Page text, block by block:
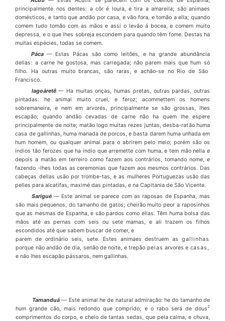
principalmente nos dentes: a côré loura, e tira a amareila; são animaes
domésticos, e tanto que andão por casa, e vão fora, e tomão a elIa; quando
comem tudo tomão com as mãos e assi o levão ábocea, e comem muito
depressa, e o que lhes sobreja escondem para quando têm fome. Destas ha
muitas espécies, todas se comem.
Páca —Estas Pácas são como leitões, e ha grande abundância
dellas: a carne he gostosa, mas carregada; não parem mais que hum só
filho. Ha outras muito brancas, são raras, e achão-se no Rio de São
Francisco.
lagoáretê — Ha muitas onças, humas pretas, outras pardas, outras
pintadas: he animal muito cruel, e feroz; acommettem os homens
sobremaneira, e nem em arvo­res, principalmente se são grossas, lhes
escapão; quando andão cevadas de carne não ha quem lhe espere
principalmente de noite; matão logo muitas rezes juntas, desba-ratão huma
casa de gallinhas, huma manada de porcos, e basta darem huma unhada em
hum homem, ou qualquer animal para o abrirem pelo meio; porém são os
índios tão ferozes que ha índio que arremette com huma, e tem mão nella e
depois a ma­tão em terreiro como fazem aos contrários, tomando nome, e
fazendo -lhes todas as ceremonias que fazem aos mesmos contrários. Das
cabeças dellas usão por trombe-tas, e as mulheres Portuguezas usão das
pelles para alcatifas, maximé das pintadas, e na Capitania de São Vicente.
Sarigué — Este animal se parece com as raposas de Espanha, mas
são mais pe­quenos, do tamanho de gatos; cheirão muito peor a raposinhos
que as mesmas de Espanha, e são pardos como ellas. Têm huma bolsa das
mãos atéas pernas com seis ou sete mamas, e ali trazem os filhos
escondidos atéque sabem buscar de comer, e
parem de ordinário seis, sete. Estes animaes destruem asgallinhas
porque não andão de dia, senão de noite, e trepão pelas arvores e casas,
e não lhes escapão pássaros, nemgallinhas.
Tamanduá — Este animal he de natural admiração: he do tamanho de
hum grande cão, mais redondo que comprido; e o rabo seráde dous2
comprimentos do corpo, e cheio de tantas sedas, que pela calma, e chuva,